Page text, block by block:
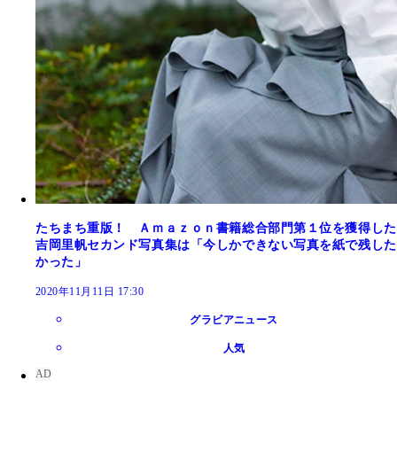
たちまち重版！ Ａｍａｚｏｎ書籍総合部門第１位を獲得した
吉岡里帆セカンド写真集は「今しかできない写真を紙で残した
かった」
2020年11月11日 17:30
グラビアニュース
人気